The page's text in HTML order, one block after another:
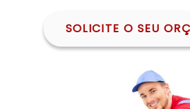
SOLICITE O SEU